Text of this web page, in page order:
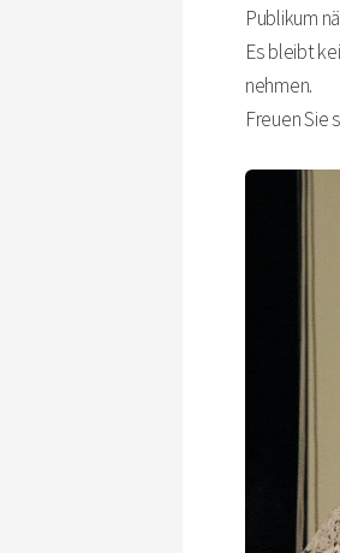
Publikum
Es bleibt
nehmen.
Freuen Sie